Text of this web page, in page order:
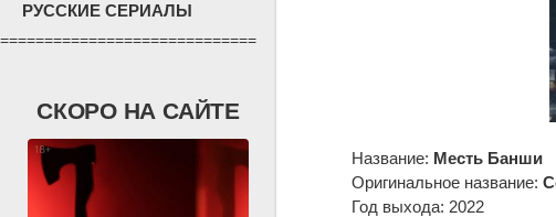
РУССКИЕ СЕРИАЛЫ
=============================
СКОРО НА САЙТЕ
Название: Месть Банши
Оригинальное название:
Год выхода: 2022